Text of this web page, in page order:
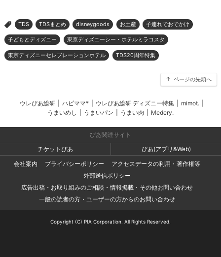
> TDS TDSまとめ disneygoods お土産 子連れでおでかけ
子どもとディズニー 東京ディズニーシー・ホテルミラコスタ
東京ディズニーセレブレーションホテル TDS20周年特集
ページの先頭へ
ウレぴあ総研 ハピママ* ウレぴあ総研 ディズニー特集 mimot.
うまいめし
うまいパン うまい肉 Medery.
ぴあ関連サイト
チケットぴあ
ぴあ(アプリ&Web)
会社案内
プライバシーポリシー
アクセスデータの利用・著作権等
外部送信ポリシー
広告出稿・お取り組みのご相談・情報掲載・その他お問い合わせ
一般の読者の方・ユーザーの方からのお問い合わせ
Copyright (C) PIA Corporation. All Rights Reserved.